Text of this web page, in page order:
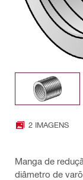
2 IMAGENS
Manga de
diâmetro de